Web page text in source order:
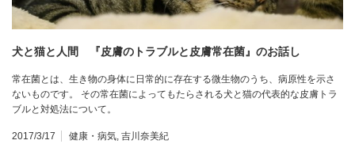
犬と猫と人間 『皮膚のトラブルと皮膚常在菌』のお話し
常在菌とは、生き物の身体に日常的に存在する微生物のうち、病原性を示さ
ないものです。 その常在菌によってもたらされる犬と猫の代表的な皮膚トラ
ブルと対処法について。
2017/3/17 健康・病気, 吉川奈美紀